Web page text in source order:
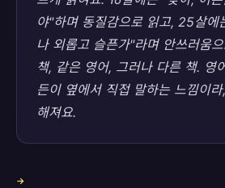
야"하며 동질감으로 읽고, 25살에
나 외롭고 슬픈가"라며 안쓰러움
책, 같은 영어, 그러나 다른 책. 영
든이 옆에서 직접 말하는 느낌이
해져요.
→